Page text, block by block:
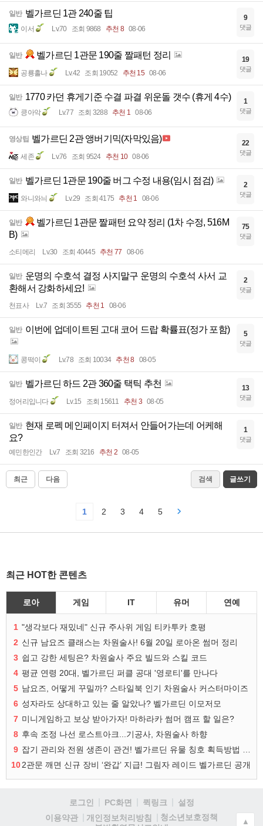
일반 벨가르딘 1관 240줄 팁
이서 Lv.70 조회 9868 추천 8 08-06
9
댓글
일반 벨가르딘 1관문 190줄 짤패턴 정리
공룡홀나 Lv.42 조회 19052 추천 15 08-06
19
댓글
일반 1770 카던 휴게기준 수결 파결 위운돌 갯수 (휴게 4수)
킁아악 Lv.77 조회 3288 추천 1 08-06
1
댓글
영상팁 벨가르딘 2관 앵버기믹(자막있음)
세존 Lv.76 조회 9524 추천 10 08-06
22
댓글
일반 벨가르딘 1관문 190줄 버그 수정 내용(임시 점검)
와니와늬 Lv.29 조회 4175 추천 1 08-06
2
댓글
일반
벨가르딘 1관문 짤패턴 요약 정리 (1차 수정, 516M
B)
소티메리 Lv.30 조회 40445 추천 77 08-06
75
댓글
일반 운명의 수호석 결정 사지말구 운명의 수호석 사서 교
환해서 강화하세요!
천표사 Lv.7 조회 3555 추천 1 08-06
2
댓글
일반 이번에 업데이트된 고대 코어 드랍 확률표(정가 포함)
콩떡이 Lv.78 조회 10034 추천 8 08-05
5
댓글
일반 벨가르딘 하드 2관 360줄 택틱 추천
정어리입니다 Lv.15 조회 15611 추천 3 08-05
13
댓글
일반 현재 로펙 메인페이지 터져서 안들어가는데 어케해
요?
예민한인간 Lv.7 조회 3216 추천 2 08-05
1
댓글
최근 다음 검색 글쓰기
1 2 3 4 5
최근 HOT한 콘텐츠
로아 게임 IT 유머 연예
1 "생각보다 재밌네" 신규 주사위 게임 티카투카 호평
2 신규 남요즈 클래스는 차원술사! 6월 20일 로아온 썸머 정리
3 쉽고 강한 세팅은? 차원술사 주요 빌드와 스킬 코드
4 평균 연령 20대, 벨가르딘 퍼클 공대 '영로티'를 만나다
5 남요즈, 어떻게 꾸밀까? 스타일북 인기 차원술사 커스터마이즈
6 성자라도 상대하고 있는 줄 알았나? 벨가르딘 이모저모
7 미니게임하고 보상 받아가자! 마하라카 썸머 캠프 할 일은?
8 후속 조정 나선 로스트아크...기공사, 차원술사 하향
9
102관문 깨면 신규 장비 ‘완갑’ 지급! 그림자 레이드 벨가르딘 공개
로그인 PC화면 퀵링크
설정
이용약관
개인정보처리방침
청소년보호정책
▲